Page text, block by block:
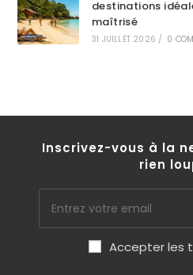
destinations
maîtrisé
31 JUILLET 2026 / 0
Inscrivez-vous à la
rien
Accepter les